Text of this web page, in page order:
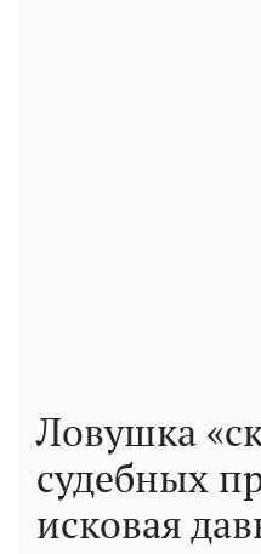
Ловушка
судебных
исковая